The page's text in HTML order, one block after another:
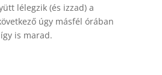
lélegzik (és izzad) a
úgy másfél órában
is marad.